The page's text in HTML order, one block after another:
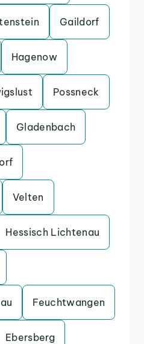
Gaildorf
Hagenow
Possneck
Gladenbach
Velten
Hessisch Lichtenau
Feuchtwangen
Ebersberg